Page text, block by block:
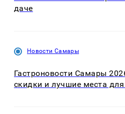
даче
Новости Самары
Гастроновости Самары
скидки и лучшие места